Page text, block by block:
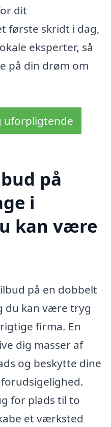
dit
første skridt i dag,
eksperter, så
på din drøm om
uforpligtende
på
i
kan være
på en dobbelt
du kan være tryg
firma. En
dig masser af
og beskytte dine
for plads til to
et værksted